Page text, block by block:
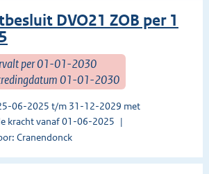
DVO21 ZOB per 1
per 01-01-2030
01-01-2030
06-2025 t/m 31-12-2029 met
kracht vanaf 01-06-2025
Cranendonck